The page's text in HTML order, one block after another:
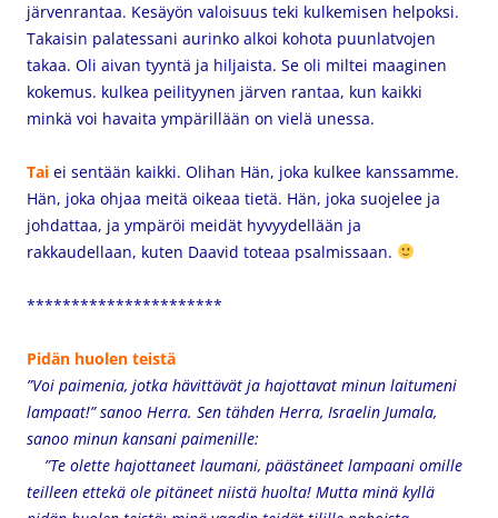
järvenrantaa. Kesäyön valoisuus teki kulkemisen helpoksi.
Takaisin palatessani aurinko alkoi kohota puunlatvojen
takaa. Oli aivan tyyntä ja hiljaista. Se oli miltei maaginen
kokemus. kulkea peilityynen järven rantaa, kun kaikki
minkä voi havaita ympärillään on vielä unessa.
Tai ei sentään kaikki. Olihan Hän, joka kulkee kanssamme.
Hän, joka ohjaa meitä oikeaa tietä. Hän, joka suojelee ja
johdattaa, ja ympäröi meidät hyvyydellään ja
rakkaudellaan, kuten Daavid toteaa psalmissaan.
**********************
Pidän huolen teistä
”Voi paimenia, jotka hävittävät ja hajottavat minun laitumeni
lampaat!” sanoo Herra. Sen tähden Herra, Israelin Jumala,
sanoo minun kansani paimenille:
”Te olette hajottaneet laumani, päästäneet lampaani omille
teilleen ettekä ole pitäneet niistä huolta! Mutta minä kyllä